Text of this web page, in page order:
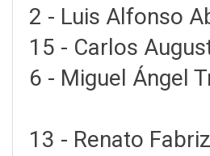
2 - Luis Alfonso
15 - Carlos
6 - Miguel Ángel
13 - Renato